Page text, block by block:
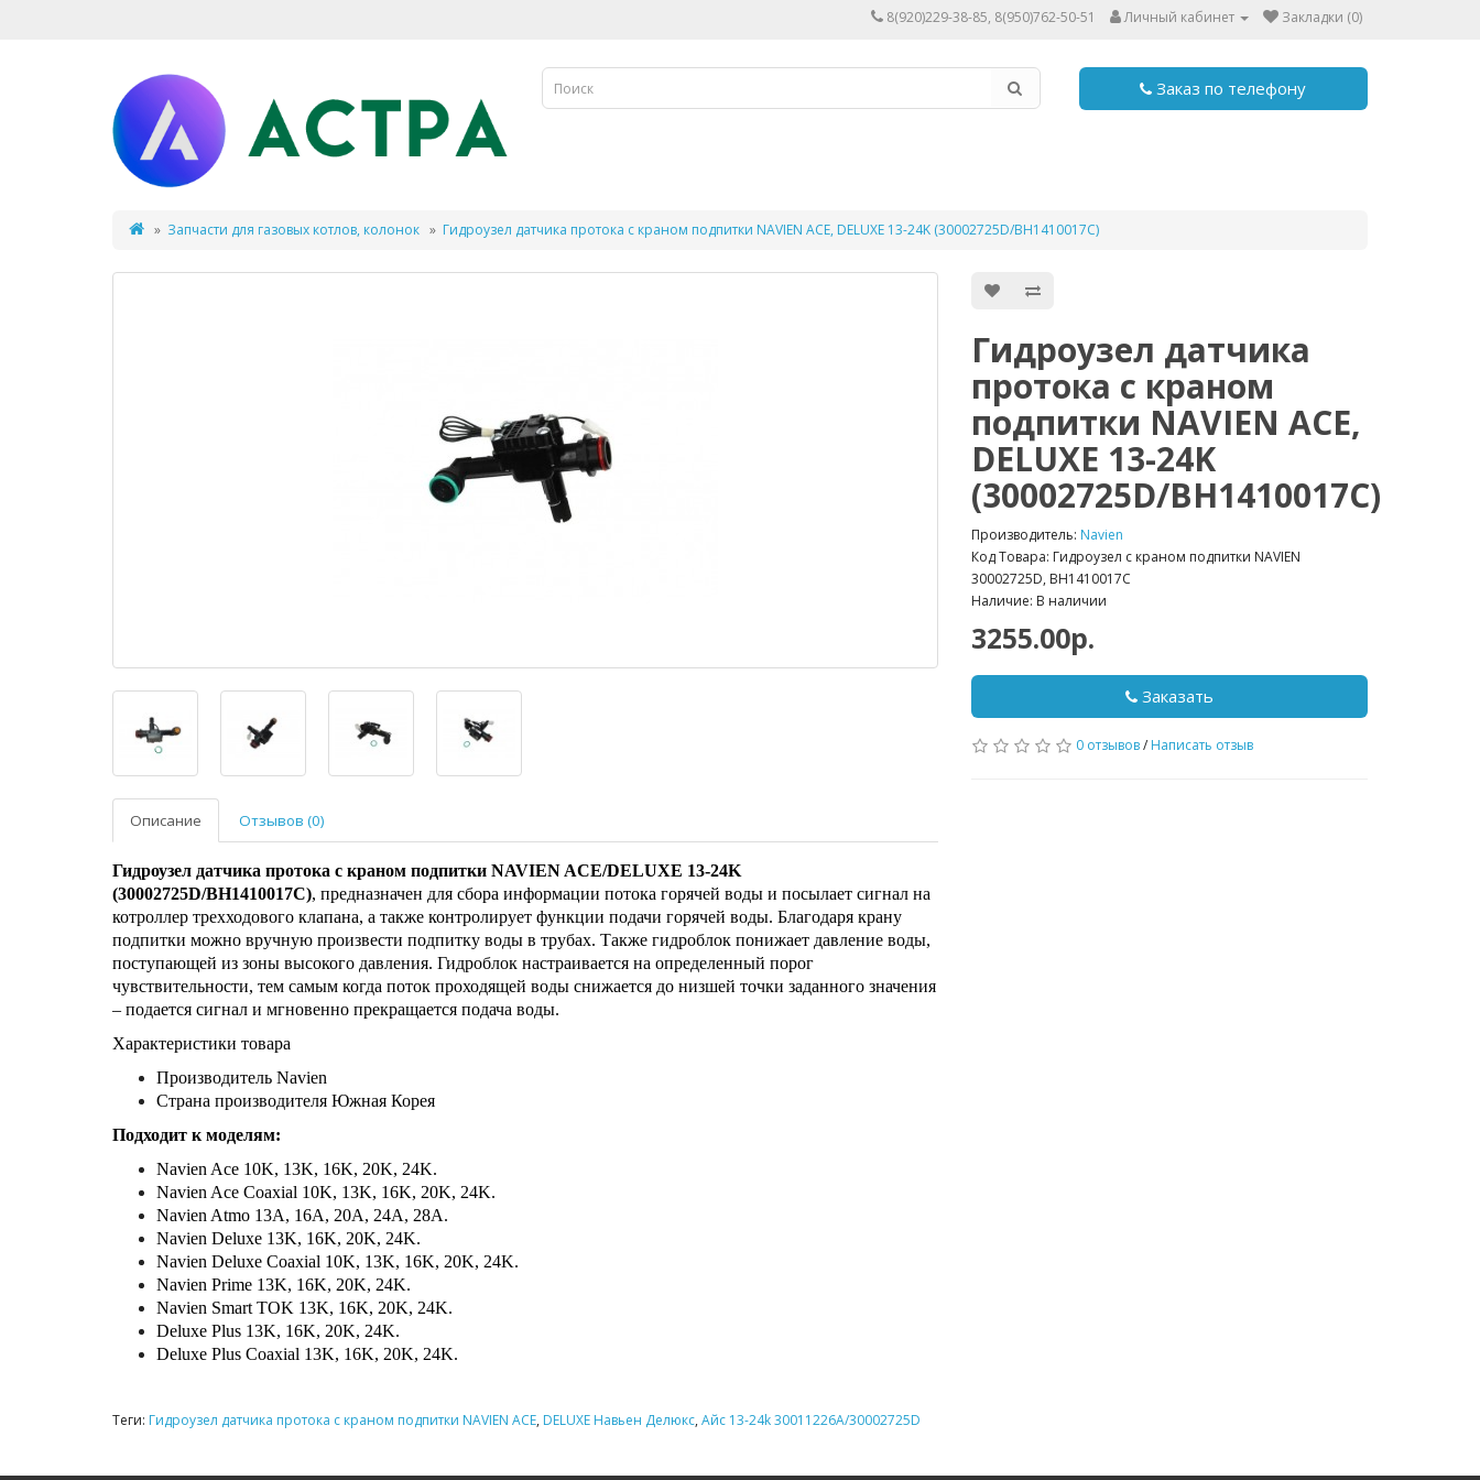
8(920)229-38-85, 8(950)762-50-51 Личный кабинет Закладки (0)
Заказ по телефону
Запчасти для газовых котлов, колонок Гидроузел датчика протока с краном подпитки NAVIEN ACE, DELUXE 13-24K (30002725D/BH1410017C)
Описание Отзывов (0)
Гидроузел датчика протока с краном подпитки NAVIEN ACE/DELUXE 13-24K
(30002725D/BH1410017C), предназначен для сбора информации потока горячей воды и посылает сигнал на
котроллер трехходового клапана, а также контролирует функции подачи горячей воды. Благодаря крану
подпитки можно вручную произвести подпитку воды в трубах. Также гидроблок понижает давление воды,
поступающей из зоны высокого давления. Гидроблок настраивается на определенный порог
чувствительности, тем самым когда поток проходящей воды снижается до низшей точки заданного значения
– подается сигнал и мгновенно прекращается подача воды.
Характеристики товара
Производитель Navien
Страна производителя Южная Корея
Подходит к моделям:
Navien Ace 10K, 13K, 16K, 20K, 24K.
Navien Ace Coaxial 10K, 13K, 16K, 20K, 24K.
Navien Atmo 13A, 16A, 20A, 24A, 28A.
Navien Deluxe 13K, 16K, 20K, 24K.
Navien Deluxe Coaxial 10K, 13K, 16K, 20K, 24K.
Navien Prime 13K, 16K, 20K, 24K.
Navien Smart TOK 13K, 16K, 20K, 24K.
Deluxe Plus 13K, 16K, 20K, 24K.
Deluxe Plus Coaxial 13K, 16K, 20K, 24K.
Гидроузел датчика
протока с краном
подпитки NAVIEN ACE,
DELUXE 13-24K
(30002725D/BH1410017C)
Производитель: Navien
Код Товара: Гидроузел с краном подпитки NAVIEN
30002725D, BH1410017C
Наличие: В наличии
3255.00р.
Заказать
0 отзывов/ Написать отзыв
Теги: Гидроузел датчика протока с краном подпитки NAVIEN ACE, DELUXE Навьен Делюкс, Айс 13-24k 30011226A/30002725D